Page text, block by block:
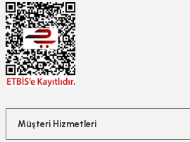
Müşteri Hizmetleri